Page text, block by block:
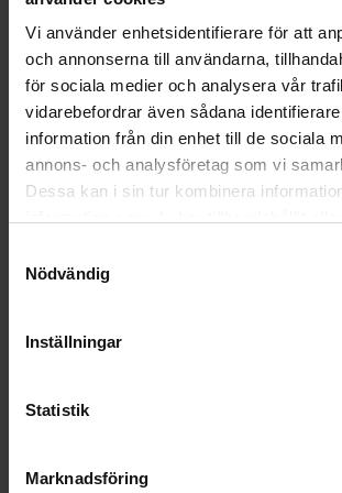
Vi använder enhetsidentifierare för att
och annonserna till användarna,
för sociala medier och analysera vår
vidarebefordrar även sådana
information från din enhet till de sociala
annons- och analysföretag som vi
Dessa kan i sin tur kombinera
Nödvändig
Inställningar
Statistik
Marknadsföring
Vad betyder "linjäritet"?
Proportionen mellan sändarens insignal och
Hur fungerar BLX-mottagaren jämfört med
Frekvenssvaret för den trådlösa mikrofonen är nästan
också nästan densamma.
Ström och batteristatus LED
Justerbar förstärkningskontroll